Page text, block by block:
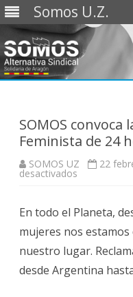
Somos U.Z.
SOMOS convoca
Feminista de 24
SOMOS UZ 22
desactivados
Huelga
General
Feminista
de
24
horas
el
8
En todo el Planeta,
mujeres nos
nuestro lugar.
desde Argentina